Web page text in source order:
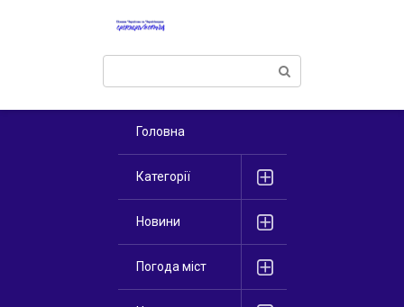
Поиск:
Головна
Категорії
Новини
Погода міст